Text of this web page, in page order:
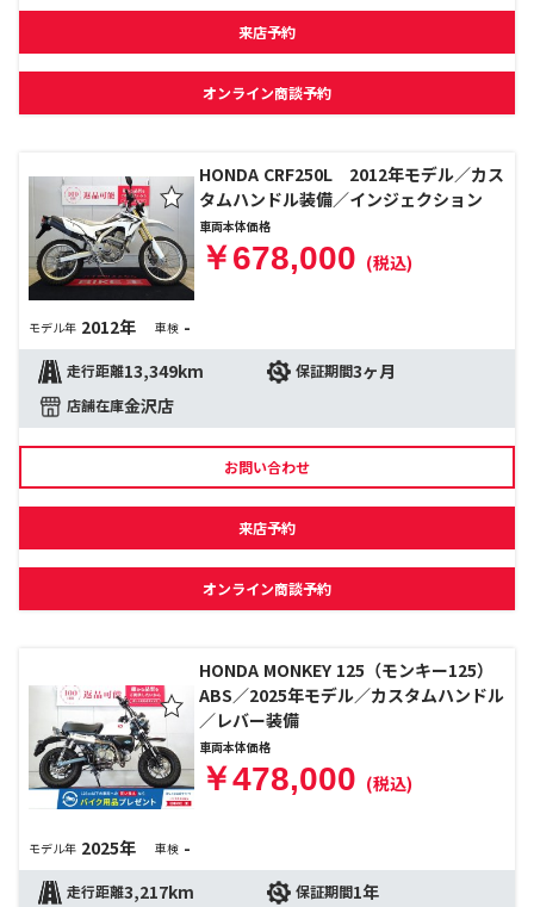
来店予約
オンライン商談予約
HONDA CRF250L 2012年モデル／カス
タムハンドル装備／インジェクション
車両本体価格
￥678,000 (税込)
モデル年 2012年 車検 -
走行距離13,349km 保証期間3ヶ月
店舗在庫金沢店
お問い合わせ
来店予約
オンライン商談予約
HONDA MONKEY 125（モンキー125）
ABS／2025年モデル／カスタムハンドル
／レバー装備
車両本体価格
￥478,000 (税込)
モデル年 2025年 車検 -
走行距離3,217km 保証期間1年